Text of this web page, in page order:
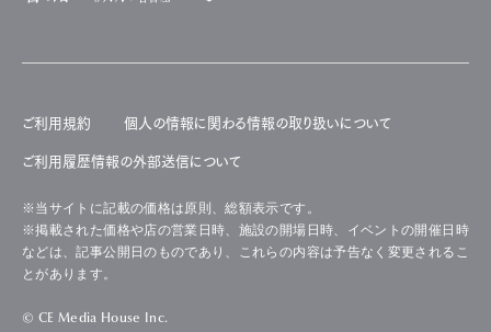
ご利用規約 個人の情報に関わる情報の取り扱いについて
ご利用履歴情報の外部送信について
※当サイトに記載の価格は原則、総額表示です。
※掲載された価格や店の営業日時、施設の開場日時、イベントの開催日時
などは、記事公開日のものであり、これらの内容は予告なく変更されるこ
とがあります。
© CE Media House Inc.